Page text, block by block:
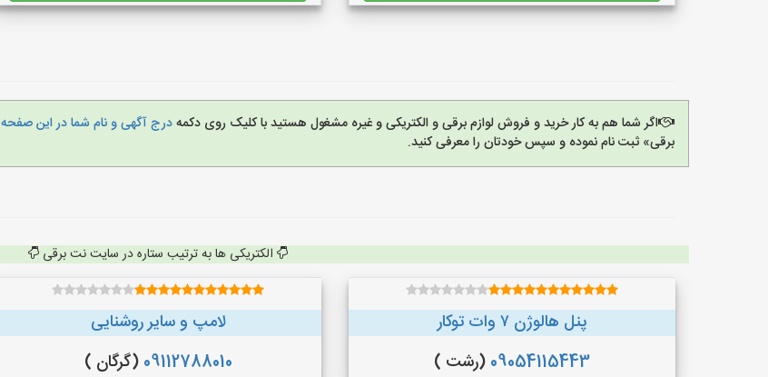
اگر شما هم به کار خرید و فروش لوازم برقی و الکتریکی و غیره مشغول هستید با کلیک روی دکمهدرج آگهی و نام شما در این صفحه
برقی» ثبت نام نموده و سپس خودتان را معرفی کنید.
الکتریکی ها به ترتیب ستاره در سایت نت برقی
پنل هالوژن ۷ وات توکار
09054115443 (رشت )
لامپ و سایر روشنایی
09112788010 (گرگان )